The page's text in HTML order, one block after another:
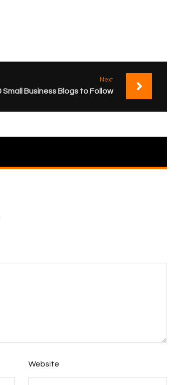
Next
Small Business Blogs to Follow
Website